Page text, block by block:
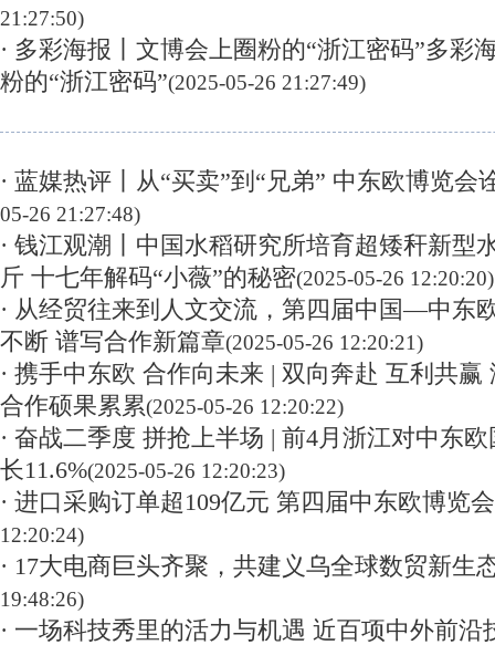
21:27:50)
· 多彩海报丨文博会上圈粉的“浙江密码”多彩
粉的“浙江密码”(2025-05-26 21:27:49)
· 蓝媒热评丨从“买卖”到“兄弟” 中东欧博览会
05-26 21:27:48)
· 钱江观潮丨中国水稻研究所培育超矮秆新型
斤 十七年解码“小薇”的秘密(2025-05-26 12:20:20)
· 从经贸往来到人文交流，第四届中国—中东
不断 谱写合作新篇章(2025-05-26 12:20:21)
· 携手中东欧 合作向未来 | 双向奔赴 互利共赢
合作硕果累累(2025-05-26 12:20:22)
· 奋战二季度 拼抢上半场 | 前4月浙江对中东
长11.6%(2025-05-26 12:20:23)
· 进口采购订单超109亿元 第四届中东欧博览
12:20:24)
· 17大电商巨头齐聚，共建义乌全球数贸新生
19:48:26)
· 一场科技秀里的活力与机遇 近百项中外前沿